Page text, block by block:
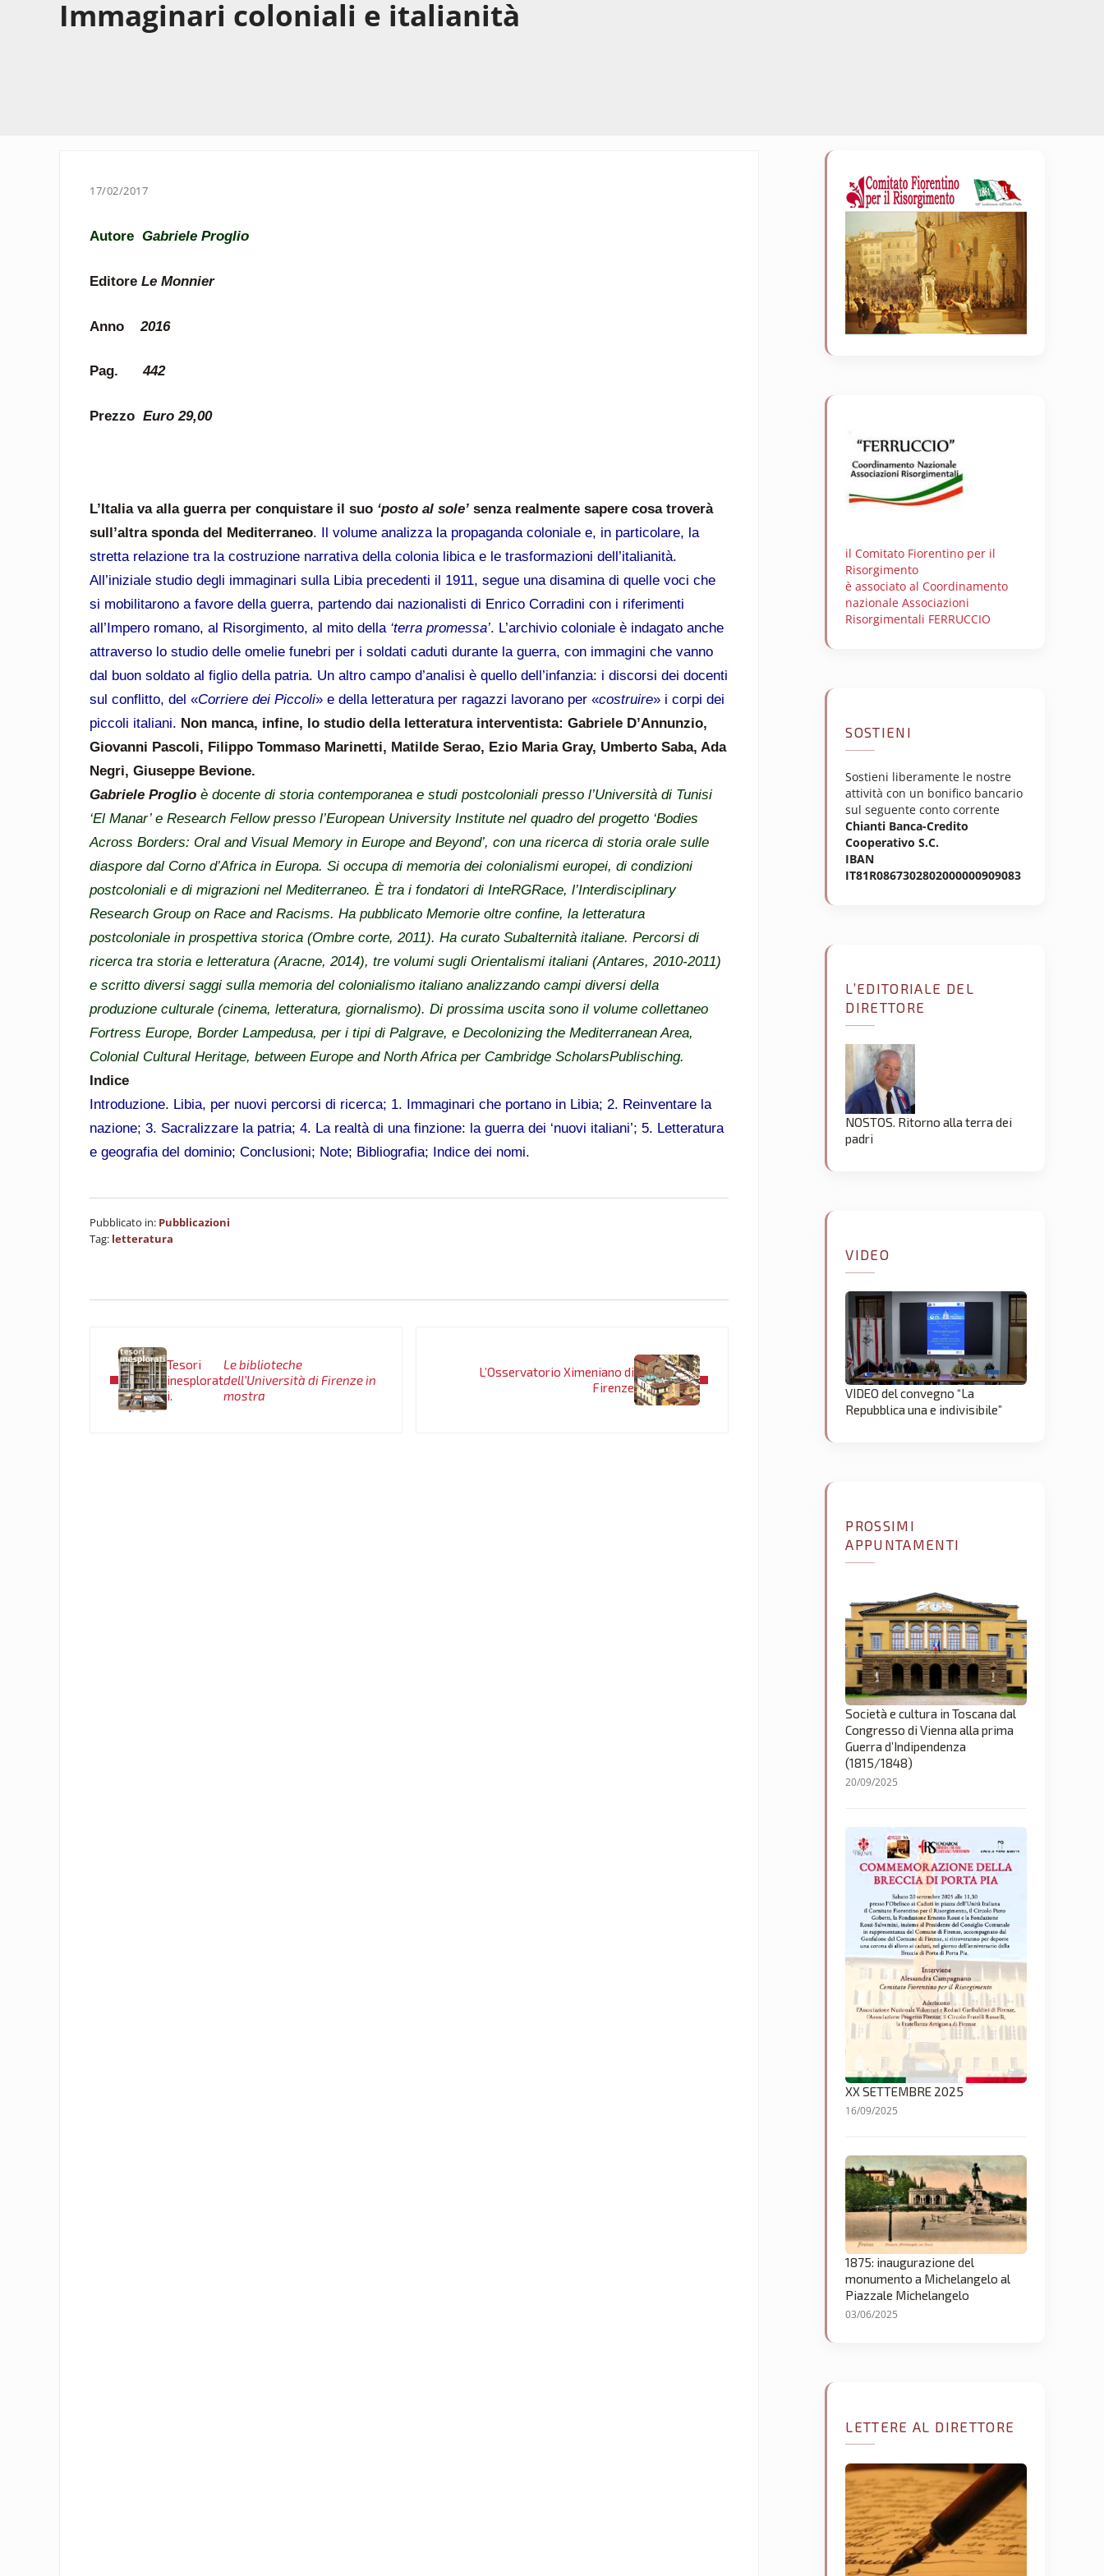
Immaginari coloniali e italianità
17/02/2017
Autore Gabriele Proglio
Editore Le Monnier
Anno 2016
Pag. 442
Prezzo Euro 29,00
L’Italia va alla guerra per conquistare il suo ‘posto al sole’ senza realmente sapere cosa troverà
sull’altra sponda del Mediterraneo. Il volume analizza la propaganda coloniale e, in particolare, la
stretta relazione tra la costruzione narrativa della colonia libica e le trasformazioni dell’italianità.
All’iniziale studio degli immaginari sulla Libia precedenti il 1911, segue una disamina di quelle voci che
si mobilitarono a favore della guerra, partendo dai nazionalisti di Enrico Corradini con i riferimenti
all’Impero romano, al Risorgimento, al mito della ‘terra promessa’. L’archivio coloniale è indagato anche
attraverso lo studio delle omelie funebri per i soldati caduti durante la guerra, con immagini che vanno
dal buon soldato al figlio della patria. Un altro campo d’analisi è quello dell’infanzia: i discorsi dei docenti
sul conflitto, del «Corriere dei Piccoli» e della letteratura per ragazzi lavorano per «costruire» i corpi dei
piccoli italiani. Non manca, infine, lo studio della letteratura interventista: Gabriele D’Annunzio,
Giovanni Pascoli, Filippo Tommaso Marinetti, Matilde Serao, Ezio Maria Gray, Umberto Saba, Ada
Negri, Giuseppe Bevione.
Gabriele Proglio è docente di storia contemporanea e studi postcoloniali presso l’Università di Tunisi
‘El Manar’ e Research Fellow presso l’European University Institute nel quadro del progetto ‘Bodies
Across Borders: Oral and Visual Memory in Europe and Beyond’, con una ricerca di storia orale sulle
diaspore dal Corno d’Africa in Europa. Si occupa di memoria dei colonialismi europei, di condizioni
postcoloniali e di migrazioni nel Mediterraneo. È tra i fondatori di InteRGRace, l’Interdisciplinary
Research Group on Race and Racisms. Ha pubblicato Memorie oltre confine, la letteratura
postcoloniale in prospettiva storica (Ombre corte, 2011). Ha curato Subalternità italiane. Percorsi di
ricerca tra storia e letteratura (Aracne, 2014), tre volumi sugli Orientalismi italiani (Antares, 2010-2011)
e scritto diversi saggi sulla memoria del colonialismo italiano analizzando campi diversi della
produzione culturale (cinema, letteratura, giornalismo). Di prossima uscita sono il volume collettaneo
Fortress Europe, Border Lampedusa, per i tipi di Palgrave, e Decolonizing the Mediterranean Area,
Colonial Cultural Heritage, between Europe and North Africa per Cambridge ScholarsPublisching.
Indice
Introduzione. Libia, per nuovi percorsi di ricerca; 1. Immaginari che portano in Libia; 2. Reinventare la
nazione; 3. Sacralizzare la patria; 4. La realtà di una finzione: la guerra dei ‘nuovi italiani’; 5. Letteratura
e geografia del dominio; Conclusioni; Note; Bibliografia; Indice dei nomi.
Pubblicato in: Pubblicazioni
Tag: letteratura
Tesori
inesplorat
i.
Le biblioteche
dell’Università di Firenze in
mostra
L’Osservatorio Ximeniano di
Firenze
Sidebar
il Comitato Fiorentino per il
Risorgimento
è associato al Coordinamento
nazionale Associazioni
Risorgimentali FERRUCCIO
SOSTIENI
Sostieni liberamente le nostre
attività con un bonifico bancario
sul seguente conto corrente
Chianti Banca-Credito
Cooperativo S.C.
IBAN
IT81R0867302802000000909083
L’EDITORIALE DEL
DIRETTORE
NOSTOS. Ritorno alla terra dei
padri
VIDEO
VIDEO del convegno “La
Repubblica una e indivisibile”
PROSSIMI
APPUNTAMENTI
Società e cultura in Toscana dal
Congresso di Vienna alla prima
Guerra d’Indipendenza
(1815/1848)
20/09/2025
XX SETTEMBRE 2025
16/09/2025
1875: inaugurazione del
monumento a Michelangelo al
Piazzale Michelangelo
03/06/2025
LETTERE AL DIRETTORE